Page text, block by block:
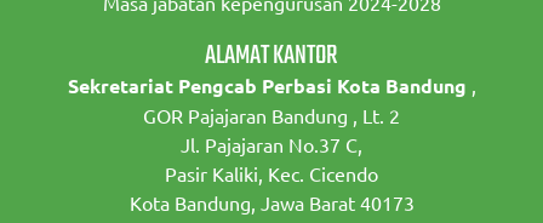
ALAMAT KANTOR
Sekretariat Pengcab Perbasi Kota Bandung ,
GOR Pajajaran Bandung , Lt. 2
Jl. Pajajaran No.37 C,
Pasir Kaliki, Kec. Cicendo
Kota Bandung, Jawa Barat 40173